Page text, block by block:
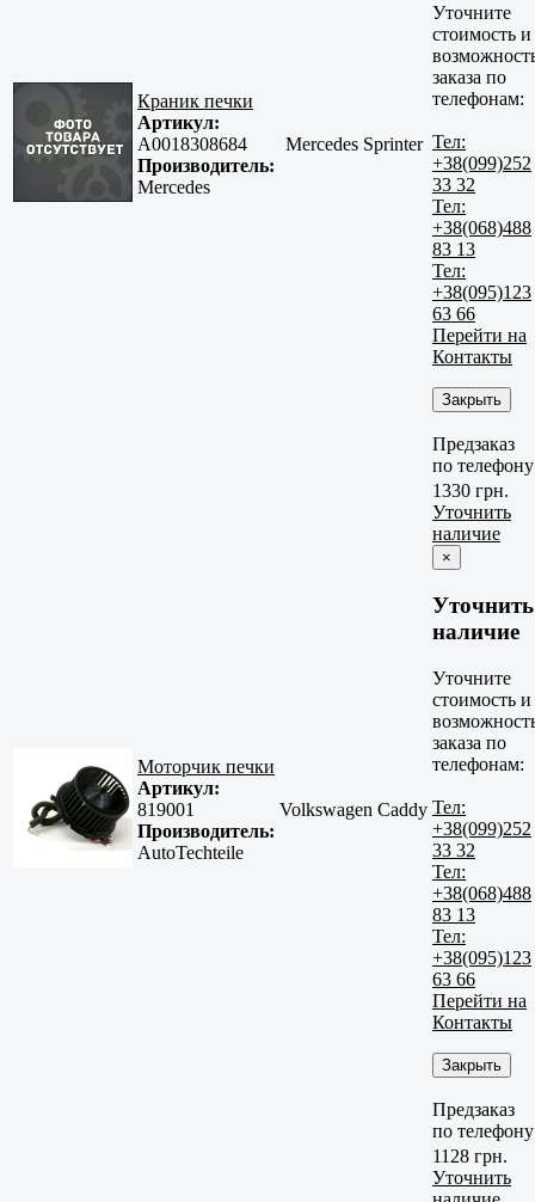
Краник печки
Артикул:
A0018308684
Производитель:
Mercedes
Mercedes Sprinter
Уточните
стоимость и
заказа по
телефонам:
Тел:
+38(099)252
33 32
Тел:
+38(068)488
83 13
Тел:
+38(095)123
63 66
Перейти на
Контакты
Закрыть
Предзаказ
по телефону
Моторчик печки
Артикул:
819001
Производитель:
AutoTechteile
Volkswagen Caddy
1330 грн.
Уточнить
наличие
×
Уточнить
наличие
Уточните
стоимость и
заказа по
телефонам:
Тел:
+38(099)252
33 32
Тел:
+38(068)488
83 13
Тел:
+38(095)123
63 66
Перейти на
Контакты
Закрыть
Предзаказ
по телефону
1128 грн.
Уточнить